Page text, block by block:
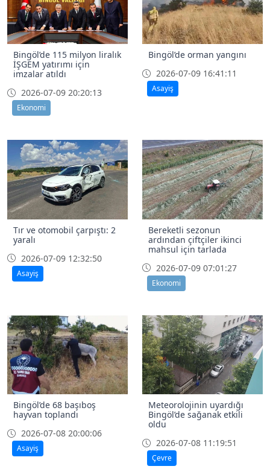
Bingöl’de 115 milyon liralık
İŞGEM yatırımı için
imzalar atıldı
2026-07-09 20:20:13
Ekonomi
Bingöl’de orman yangını
2026-07-09 16:41:11
Asayiş
Tır ve otomobil çarpıştı: 2
yaralı
2026-07-09 12:32:50
Asayiş
Bereketli sezonun
ardından çiftçiler ikinci
mahsul için tarlada
2026-07-09 07:01:27
Ekonomi
Bingöl’de 68 başıboş
hayvan toplandı
2026-07-08 20:00:06
Asayiş
Meteorolojinin uyardığı
Bingöl’de sağanak etkili
oldu
2026-07-08 11:19:51
Çevre